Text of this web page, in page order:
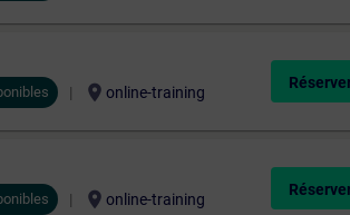
location_on online-training
location_on online-training